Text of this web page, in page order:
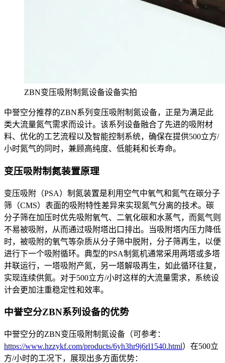
ZBN变压吸附制氮设备设备实拍
中誉空分推荐的ZBN系列变压吸附制氮设备，正是为满足此
类大流量氮气需求而设计。该系列设备融合了先进的吸附材
料、优化的工艺流程以及智能控制系统，确保在提供500立方/
小时氮气的同时，兼顾高纯度、低能耗和长寿命。
变压吸附制氮装置原理
变压吸附（PSA）制氮装置是利用空气中氧气和氮气在碳分子
筛（CMS）表面的吸附特性差异来实现氮气分离的技术。碳
分子筛在加压时优先吸附氧气、二氧化碳和水蒸气，而氮气则
不易被吸附，从而通过吸附塔出口排出。当吸附塔内压力降低
时，被吸附的氧气等杂质从分子筛中脱附，分子筛再生，以便
进行下一个吸附循环。典型的PSA制氮机通常采用两塔或多塔
并联运行，一塔吸附产氮，另一塔解吸再生，如此循环往复，
实现连续供氮。对于500立方/小时这样的大流量需求，系统设
计会更加注重稳定性和效率。
中誉空分ZBN系列设备的优势
中誉空分的ZBN变压吸附制氮设备（可参考：
https://www.hzzykf.com/products/6yh3hr9j6rl1540.html）在500立
方/小时的工况下，展现出多方面优势：